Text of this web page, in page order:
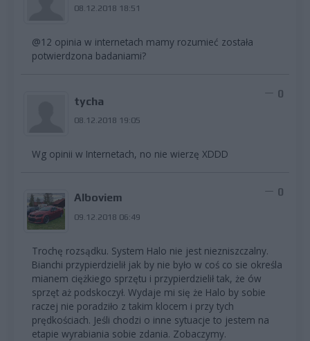
08.12.2018 18:51
@12 opinia w internetach mamy rozumieć została
potwierdzona badaniami?
tycha
08.12.2018 19:05
0
Wg opinii w Internetach, no nie wierzę XDDD
Alboviem
09.12.2018 06:49
0
Trochę rozsądku. System Halo nie jest niezniszczalny.
Bianchi przypierdzielił jak by nie było w coś co sie określa
mianem ciężkiego sprzętu i przypierdzielił tak, że ów
sprzęt aż podskoczył. Wydaje mi się że Halo by sobie
raczej nie poradziło z takim klocem i przy tych
prędkościach. Jeśli chodzi o inne sytuacje to jestem na
etapie wyrabiania sobie zdania. Zobaczymy.